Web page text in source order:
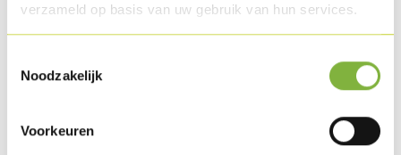
verzameld op basis van uw gebruik van hun services.
Noodzakelijk
Voorkeuren